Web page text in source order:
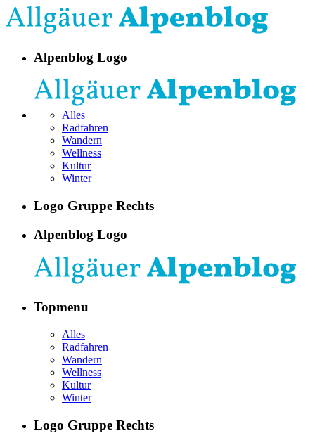
Alpenblog Logo
Alles
Radfahren
Wandern
Wellness
Kultur
Winter
Logo Gruppe Rechts
Alpenblog Logo
Topmenu
Alles
Radfahren
Wandern
Wellness
Kultur
Winter
Logo Gruppe Rechts